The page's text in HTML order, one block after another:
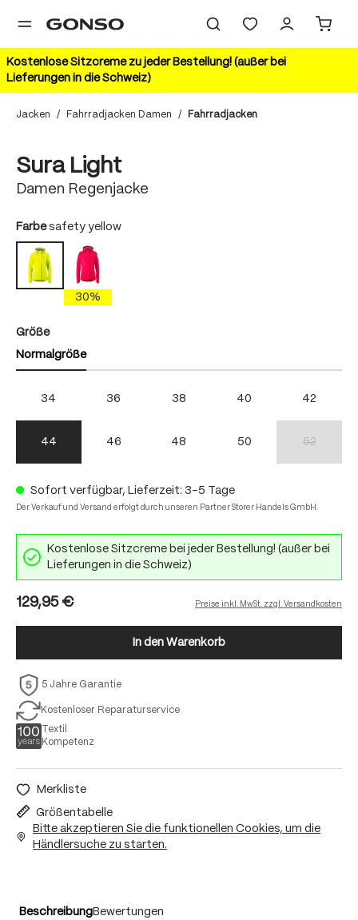
springen
Kostenlose Sitzcreme zu jeder Bestellung! (außer bei
Lieferungen in die Schweiz)
Jacken / Fahrradjacken Damen / Fahrradjacken
Sura Light
Damen Regenjacke
Farbeauswählen
safety yellow
safety yellowdiva pink
30%
Größeauswählen
Normalgröße
34 36 38 40 42
44 46 48 50 52
Sofort verfügbar, Lieferzeit: 3-5 Tage
Der Verkauf und Versand erfolgt durch unseren Partner Storer Handels GmbH.
Kostenlose Sitzcreme bei jeder Bestellung! (außer bei
Lieferungen in die Schweiz)
129,95 € Preise inkl. MwSt. zzgl. Versandkosten
In den Warenkorb
5 Jahre Garantie
Kostenloser Reparaturservice
Textil
Kompetenz
Merkliste
Größentabelle
Bitte akzeptieren Sie die funktionellen Cookies, um die
Händlersuche zu starten.
BeschreibungBewertungen